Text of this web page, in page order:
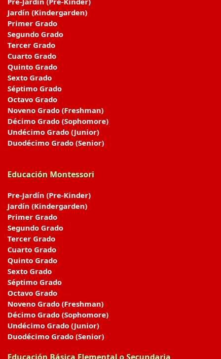
Jardín (Kindergarden)
Primer Grado
Segundo Grado
Tercer Grado
Cuarto Grado
Quinto Grado
Sexto Grado
Séptimo Grado
Octavo Grado
Noveno Grado (Freshman)
Décimo Grado (Sophomore)
Undécimo Grado (Junior)
Duodécimo Grado (Senior)
Educación Montessori
Pre-Jardín (Pre-Kinder)
Jardín (Kindergarden)
Primer Grado
Segundo Grado
Tercer Grado
Cuarto Grado
Quinto Grado
Sexto Grado
Séptimo Grado
Octavo Grado
Noveno Grado (Freshman)
Décimo Grado (Sophomore)
Undécimo Grado (Junior)
Duodécimo Grado (Senior)